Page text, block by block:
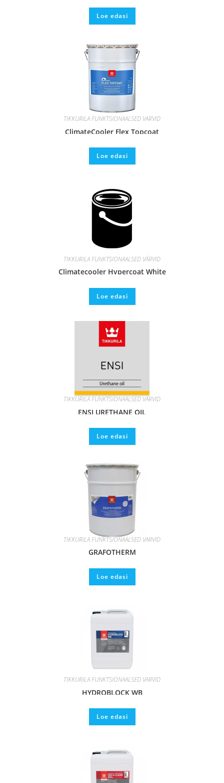
Loe edasi
TIKKURILA FUNKTSIONAALSED VÄRVID
ClimateCooler Flex Topcoat
Loe edasi
TIKKURILA FUNKTSIONAALSED VÄRVID
Climatecooler Hypercoat White
Loe edasi
TIKKURILA FUNKTSIONAALSED VÄRVID
ENSI URETHANE OIL
Loe edasi
TIKKURILA FUNKTSIONAALSED VÄRVID
GRAFOTHERM
Loe edasi
TIKKURILA FUNKTSIONAALSED VÄRVID
HYDROBLOCK WB
Loe edasi